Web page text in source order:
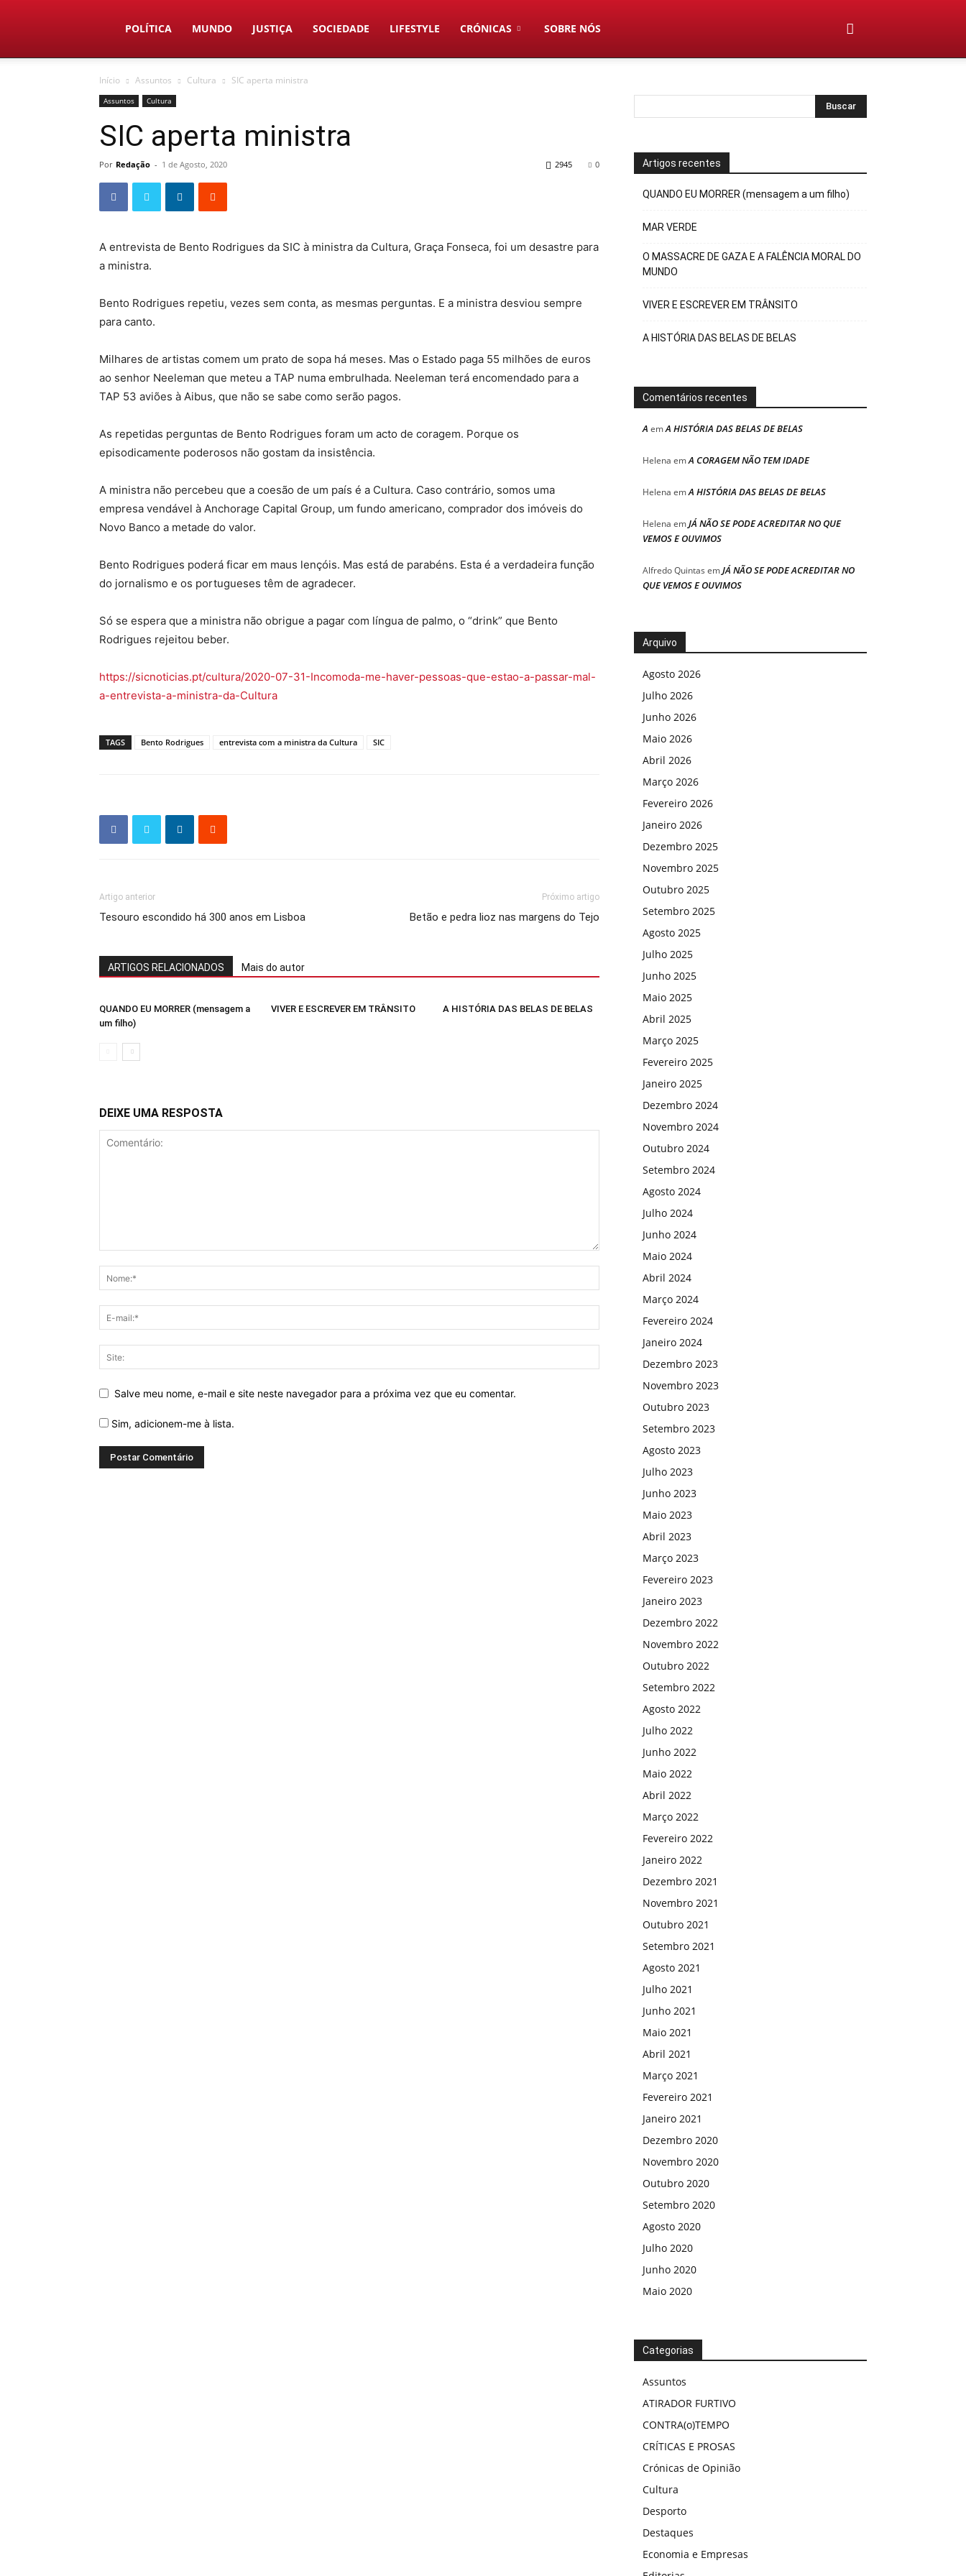
Duas
Linhas
POLÍTICA MUNDO JUSTIÇA SOCIEDADE LIFESTYLE CRÓNICAS SOBRE NÓS
Início Assuntos Cultura SIC aperta ministra
Assuntos Cultura
SIC aperta ministra
Por Redação - 1 de Agosto, 2020 0
2945
A entrevista de Bento Rodrigues da SIC à ministra da Cultura, Graça Fonseca, foi um desastre para
a ministra.
Bento Rodrigues repetiu, vezes sem conta, as mesmas perguntas. E a ministra desviou sempre
para canto.
Milhares de artistas comem um prato de sopa há meses. Mas o Estado paga 55 milhões de euros
ao senhor Neeleman que meteu a TAP numa embrulhada. Neeleman terá encomendado para a
TAP 53 aviões à Aibus, que não se sabe como serão pagos.
As repetidas perguntas de Bento Rodrigues foram um acto de coragem. Porque os
episodicamente poderosos não gostam da insistência.
A ministra não percebeu que a coesão de um país é a Cultura. Caso contrário, somos uma
empresa vendável à Anchorage Capital Group, um fundo americano, comprador dos imóveis do
Novo Banco a metade do valor.
Bento Rodrigues poderá ficar em maus lençóis. Mas está de parabéns. Esta é a verdadeira função
do jornalismo e os portugueses têm de agradecer.
Só se espera que a ministra não obrigue a pagar com língua de palmo, o “drink” que Bento
Rodrigues rejeitou beber.
https://sicnoticias.pt/cultura/2020-07-31-Incomoda-me-haver-pessoas-que-estao-a-passar-mal-
a-entrevista-a-ministra-da-Cultura
TAGS Bento Rodrigues entrevista com a ministra da Cultura SIC
Artigo anterior
Tesouro escondido há 300 anos em Lisboa
Próximo artigo
Betão e pedra lioz nas margens do Tejo
ARTIGOS RELACIONADOS Mais do autor
QUANDO EU MORRER (mensagem a
um filho)
VIVER E ESCREVER EM TRÂNSITO A HISTÓRIA DAS BELAS DE BELAS
DEIXE UMA RESPOSTA
Salve meu nome, e-mail e site neste navegador para a próxima vez que eu comentar.
Sim, adicionem-me à lista.
Artigos recentes
QUANDO EU MORRER (mensagem a um filho)
MAR VERDE
O MASSACRE DE GAZA E A FALÊNCIA MORAL DO
MUNDO
VIVER E ESCREVER EM TRÂNSITO
A HISTÓRIA DAS BELAS DE BELAS
Comentários recentes
A emA HISTÓRIA DAS BELAS DE BELAS
Helena emA CORAGEM NÃO TEM IDADE
Helena emA HISTÓRIA DAS BELAS DE BELAS
Helena emJÁ NÃO SE PODE ACREDITAR NO QUE
VEMOS E OUVIMOS
Alfredo Quintas emJÁ NÃO SE PODE ACREDITAR NO
QUE VEMOS E OUVIMOS
Arquivo
Agosto 2026
Julho 2026
Junho 2026
Maio 2026
Abril 2026
Março 2026
Fevereiro 2026
Janeiro 2026
Dezembro 2025
Novembro 2025
Outubro 2025
Setembro 2025
Agosto 2025
Julho 2025
Junho 2025
Maio 2025
Abril 2025
Março 2025
Fevereiro 2025
Janeiro 2025
Dezembro 2024
Novembro 2024
Outubro 2024
Setembro 2024
Agosto 2024
Julho 2024
Junho 2024
Maio 2024
Abril 2024
Março 2024
Fevereiro 2024
Janeiro 2024
Dezembro 2023
Novembro 2023
Outubro 2023
Setembro 2023
Agosto 2023
Julho 2023
Junho 2023
Maio 2023
Abril 2023
Março 2023
Fevereiro 2023
Janeiro 2023
Dezembro 2022
Novembro 2022
Outubro 2022
Setembro 2022
Agosto 2022
Julho 2022
Junho 2022
Maio 2022
Abril 2022
Março 2022
Fevereiro 2022
Janeiro 2022
Dezembro 2021
Novembro 2021
Outubro 2021
Setembro 2021
Agosto 2021
Julho 2021
Junho 2021
Maio 2021
Abril 2021
Março 2021
Fevereiro 2021
Janeiro 2021
Dezembro 2020
Novembro 2020
Outubro 2020
Setembro 2020
Agosto 2020
Julho 2020
Junho 2020
Maio 2020
Categorias
Assuntos
ATIRADOR FURTIVO
CONTRA(o)TEMPO
CRÍTICAS E PROSAS
Crónicas de Opinião
Cultura
Desporto
Destaques
Economia e Empresas